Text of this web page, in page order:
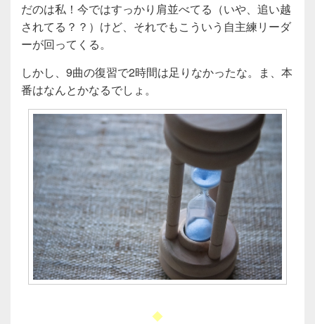
だのは私！今ではすっかり肩並べてる（いや、追い越
されてる？？）けど、それでもこういう自主練リーダ
ーが回ってくる。
しかし、9曲の復習で2時間は足りなかったな。ま、本
番はなんとかなるでしょ。
◆